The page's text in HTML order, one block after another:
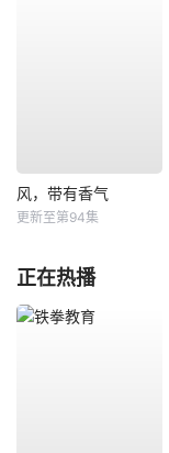
风，带有香气
更新至第94集
正在热播